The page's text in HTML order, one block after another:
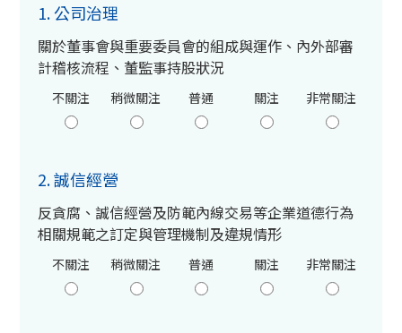
1. 公司治理
關於董事會與重要委員會的組成與運作、內外部審
計稽核流程、董監事持股狀況
不關注 稍微關注 普通 關注 非常關注
2. 誠信經營
反貪腐、誠信經營及防範內線交易等企業道德行為
相關規範之訂定與管理機制及違規情形
不關注 稍微關注 普通 關注 非常關注